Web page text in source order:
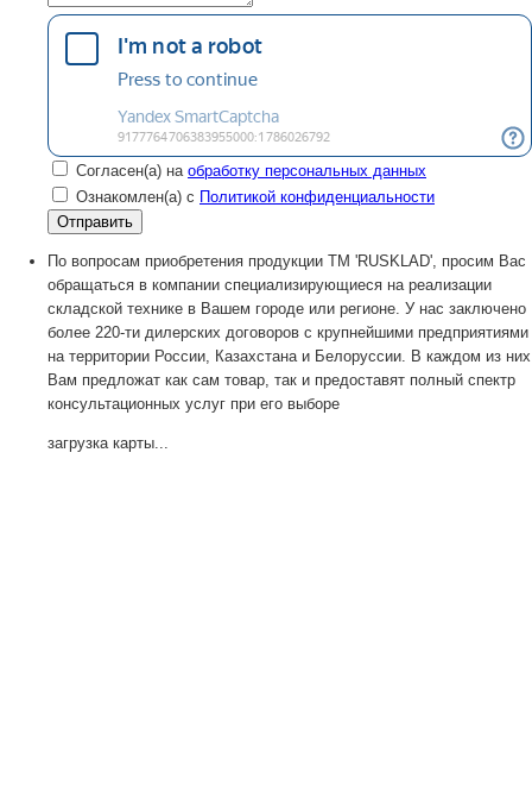
Согласен(а) на обработку персональных данных
Ознакомлен(а) с Политикой конфиденциальности
По вопросам приобретения продукции TM 'RUSKLAD', просим Вас
обращаться в компании специализирующиеся на реализации
складской технике в Вашем городе или регионе. У нас заключено
более 220-ти дилерских договоров с крупнейшими предприятиями
на территории России, Казахстана и Белоруссии. В каждом из них
Вам предложат как сам товар, так и предоставят полный спектр
консультационных услуг при его выборе
загрузка карты...